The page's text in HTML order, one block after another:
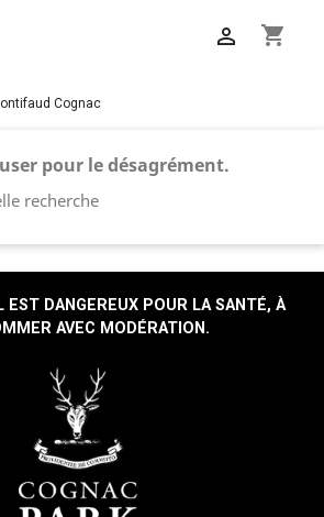
shopping_cart

Cognac
pour le désagrément.
recherche
EST DANGEREUX POUR LA SANTÉ, À
AVEC MODÉRATION.